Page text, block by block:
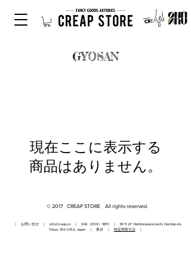
GYOSAN
現在ここに表示する
商品はありません。
© 2017 CREAP STORE All rights reserved.
｜ お問い合せ ｜ info@creap.co｜ 042（659）1870 ｜ 81-11 2F, Nishiterakatamachi, Hachioji-shi,
Tokyo, 192-0153, Japan ｜ 東京 ｜ 特定商取引法｜